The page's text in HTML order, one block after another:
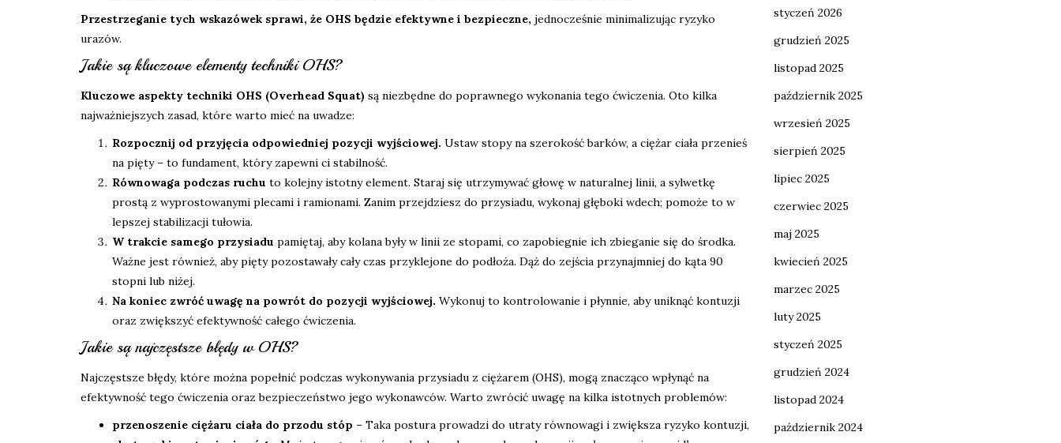
Przestrzeganie tych wskazówek sprawi, że OHS będzie efektywne i bezpieczne, jednocześnie minimalizując ryzyko
urazów.
Jakie są kluczowe elementy techniki OHS?
Kluczowe aspekty techniki OHS (Overhead Squat) są niezbędne do poprawnego wykonania tego ćwiczenia. Oto kilka
najważniejszych zasad, które warto mieć na uwadze:
Rozpocznij od przyjęcia odpowiedniej pozycji wyjściowej. Ustaw stopy na szerokość barków, a ciężar ciała przenieś
na pięty – to fundament, który zapewni ci stabilność.
Równowaga podczas ruchu to kolejny istotny element. Staraj się utrzymywać głowę w naturalnej linii, a sylwetkę
prostą z wyprostowanymi plecami i ramionami. Zanim przejdziesz do przysiadu, wykonaj głęboki wdech; pomoże to w
lepszej stabilizacji tułowia.
W trakcie samego przysiadu pamiętaj, aby kolana były w linii ze stopami, co zapobiegnie ich zbieganie się do środka.
Ważne jest również, aby pięty pozostawały cały czas przyklejone do podłoża. Dąż do zejścia przynajmniej do kąta 90
stopni lub niżej.
Na koniec zwróć uwagę na powrót do pozycji wyjściowej. Wykonuj to kontrolowanie i płynnie, aby uniknąć kontuzji
oraz zwiększyć efektywność całego ćwiczenia.
Jakie są najczęstsze błędy w OHS?
Najczęstsze błędy, które można popełnić podczas wykonywania przysiadu z ciężarem (OHS), mogą znacząco wpłynąć na
efektywność tego ćwiczenia oraz bezpieczeństwo jego wykonawców. Warto zwrócić uwagę na kilka istotnych problemów:
przenoszenie ciężaru ciała do przodu stóp – Taka postura prowadzi do utraty równowagi i zwiększa ryzyko kontuzji,
styczeń 2026
grudzień 2025
listopad 2025
październik 2025
wrzesień 2025
sierpień 2025
lipiec 2025
czerwiec 2025
maj 2025
kwiecień 2025
marzec 2025
luty 2025
styczeń 2025
grudzień 2024
listopad 2024
październik 2024